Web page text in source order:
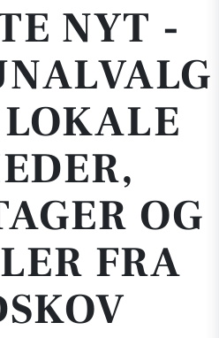
NYT -
OG
FRA